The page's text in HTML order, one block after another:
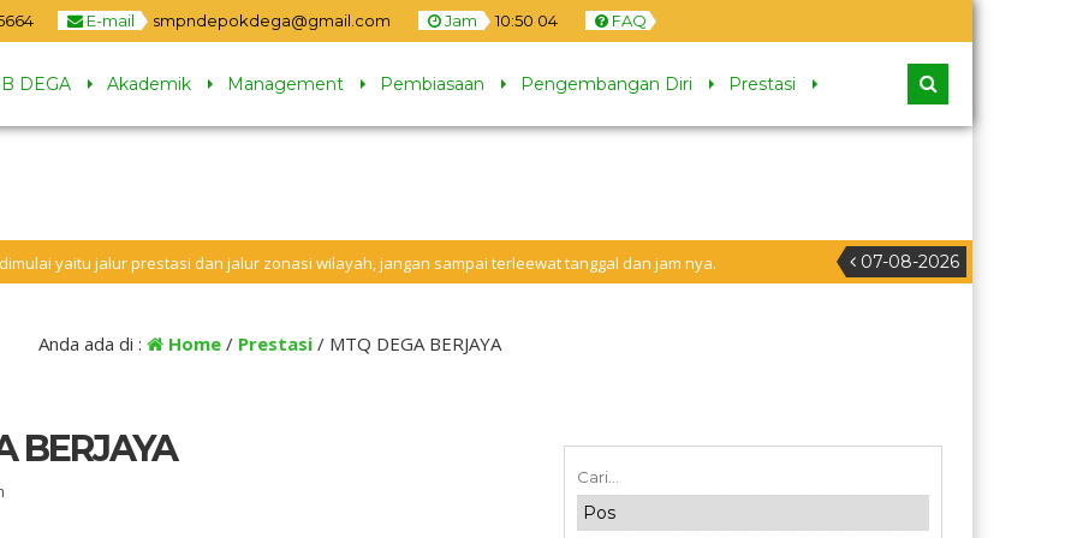
E-mail smpndepokdega@gmail.com Jam 10:50 05 FAQ
DEGA Akademik Management Pembiasaan Pengembangan Diri Prestasi
07-08-2026
prestasi dan jalur zonasi wilayah, jangan sampai terleewat tanggal dan jam nya.
Anda ada di : Home/ Prestasi/ MTQ DEGA BERJAYA
BERJAYA